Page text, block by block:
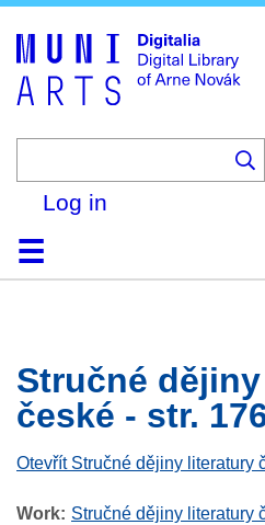
Log in
HomeBrowse
Search
About
HelpContact
Stručné
české - str.
Otevřít Stručné dějiny literatury
Work
Stručné dějiny literatury